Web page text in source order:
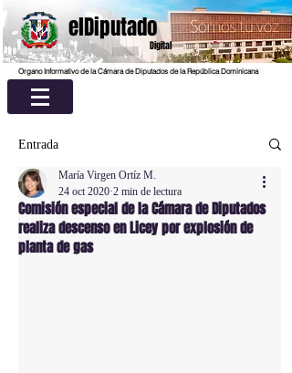
elDiputado
Digital
Organo Informativo de la Cámara de Diputados de la República Dominicana
Entrada
Comisión especial de la Cámara de Diputados
realiza descenso en Licey por explosión de
planta de gas
María Virgen Ortíz M.
24 oct 2020 2 min de lectura